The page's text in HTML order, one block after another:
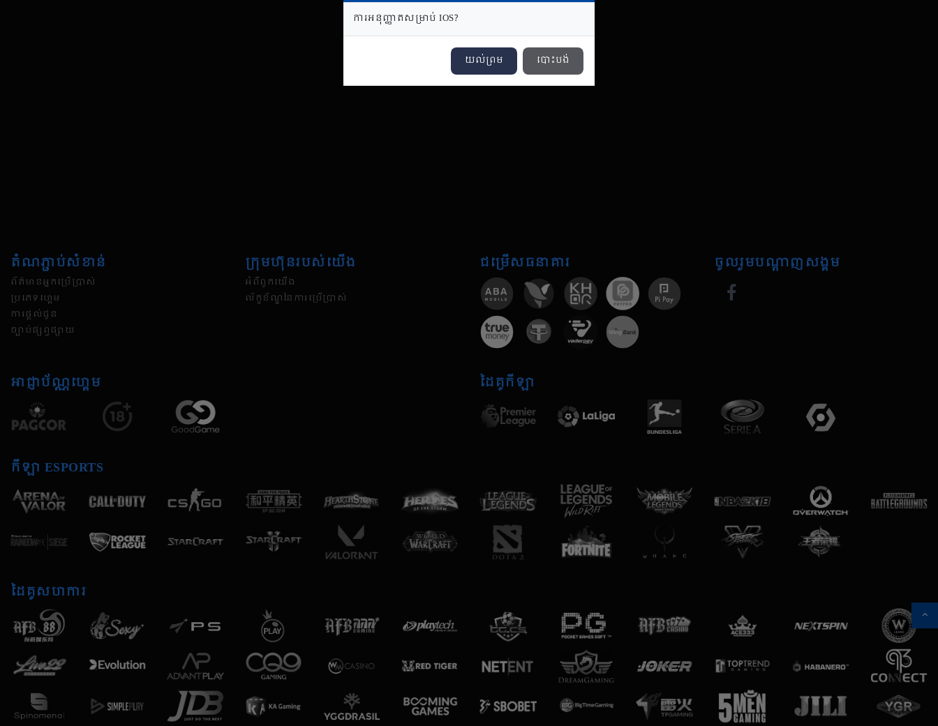
តំណភ្ជាប់សំខាន់
ព័ត៌មានអ្នកប្រើប្រាស់
ប្រភេទហ្គេម
ការផ្តល់ជូន
ច្បាប់ផ្សព្វផ្សាយ
ក្រុមហ៊ុន​របស់​យើង
អំពីពួកយើង
ល័ក្ខខ័ណ្ឌនៃការប្រើប្រាស់
ជម្រើសធនាគារ ចូលរួមបណ្តាញសង្គម
អាជ្ញាប័ណ្ណហ្គេម ដៃគូកីឡា
កីឡា ESPORTS
ដៃគូសហការ
ការអនុញ្ញាតសម្រាប់ IOS?
យល់ព្រម បោះបង់